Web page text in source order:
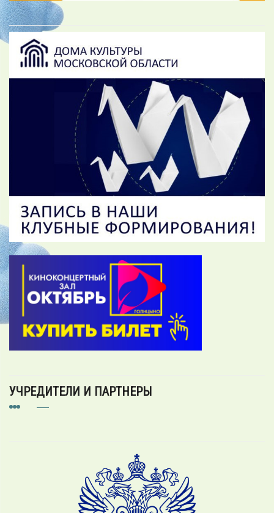
УЧРЕДИТЕЛИ И ПАРТНЕРЫ